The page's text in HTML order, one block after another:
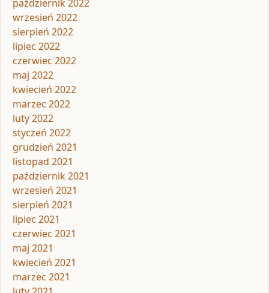
październik 2022
wrzesień 2022
sierpień 2022
lipiec 2022
czerwiec 2022
maj 2022
kwiecień 2022
marzec 2022
luty 2022
styczeń 2022
grudzień 2021
listopad 2021
październik 2021
wrzesień 2021
sierpień 2021
lipiec 2021
czerwiec 2021
maj 2021
kwiecień 2021
marzec 2021